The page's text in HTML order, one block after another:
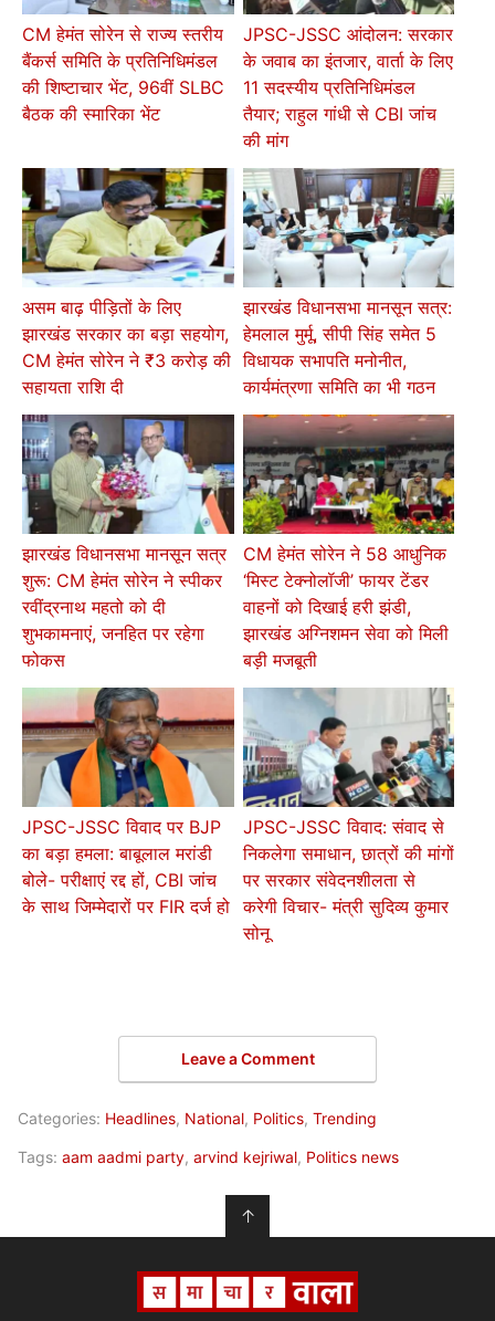
CM हेमंत सोरेन से राज्य स्तरीय
बैंकर्स समिति के प्रतिनिधिमंडल
की शिष्टाचार भेंट, 96वीं SLBC
बैठक की स्मारिका भेंट
JPSC-JSSC आंदोलन: सरकार
के जवाब का इंतजार, वार्ता के लिए
11 सदस्यीय प्रतिनिधिमंडल
तैयार; राहुल गांधी से CBI जांच
की मांग
असम बाढ़ पीड़ितों के लिए
झारखंड सरकार का बड़ा सहयोग,
CM हेमंत सोरेन ने ₹3 करोड़ की
सहायता राशि दी
झारखंड विधानसभा मानसून सत्र:
हेमलाल मुर्मू, सीपी सिंह समेत 5
विधायक सभापति मनोनीत,
कार्यमंत्रणा समिति का भी गठन
झारखंड विधानसभा मानसून सत्र
शुरू: CM हेमंत सोरेन ने स्पीकर
रवींद्रनाथ महतो को दी
शुभकामनाएं, जनहित पर रहेगा
फोकस
CM हेमंत सोरेन ने 58 आधुनिक
‘मिस्ट टेक्नोलॉजी’ फायर टेंडर
वाहनों को दिखाई हरी झंडी,
झारखंड अग्निशमन सेवा को मिली
बड़ी मजबूती
JPSC-JSSC विवाद पर BJP
का बड़ा हमला: बाबूलाल मरांडी
बोले- परीक्षाएं रद्द हों, CBI जांच
के साथ जिम्मेदारों पर FIR दर्ज हो
JPSC-JSSC विवाद: संवाद से
निकलेगा समाधान, छात्रों की मांगों
पर सरकार संवेदनशीलता से
करेगी विचार- मंत्री सुदिव्य कुमार
सोनू
Leave a Comment
Categories: Headlines, National, Politics, Trending
Tags: aam aadmi party, arvind kejriwal, Politics news
↑